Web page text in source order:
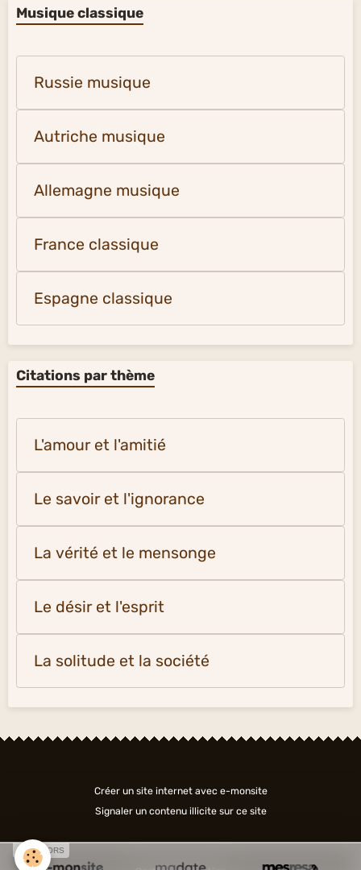
Musique classique
Russie musique
Autriche musique
Allemagne musique
France classique
Espagne classique
Citations par thème
L'amour et l'amitié
Le savoir et l'ignorance
La vérité et le mensonge
Le désir et l'esprit
La solitude et la société
Créer un site internet avec e-monsite
Signaler un contenu illicite sur ce site
SPONSORS